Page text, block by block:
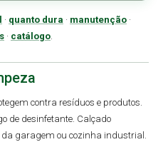
· quanto dura · manutenção ·
· catálogo
contra resíduos e produtos.
de desinfetante. Calçado
garagem ou cozinha industrial.